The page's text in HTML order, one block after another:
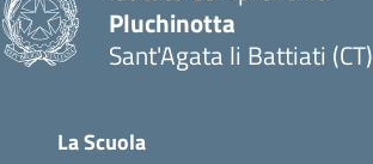
Pluchinotta
Sant'Agata li Battiati (CT)
La Scuola